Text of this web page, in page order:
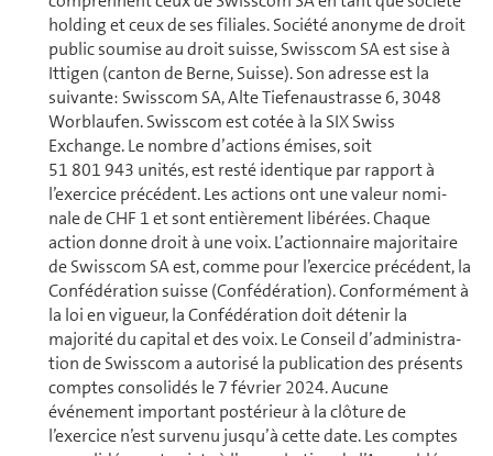
holding et ceux de ses filiales. Société anonyme de droit
public soumise au droit suisse, Swisscom SA est sise à
Ittigen (canton de Berne, Suisse). Son adresse est la
suivante: Swisscom SA, Alte Tiefenaustrasse 6, 3048
Worblaufen. Swisscom est cotée à la SIX Swiss
Exchange. Le nombre d’actions émises, soit
51 801 943 unités, est resté identique par rapport à
l’exercice pré­cé­dent. Les actions ont une valeur no­mi­
nale de CHF 1 et sont entièrement libérées. Chaque
action donne droit à une voix. L’actionnaire ma­jo­ri­taire
de Swisscom SA est, comme pour l’exercice pré­cé­dent, la
Confédération suisse (Confédération). Confor­mé­ment à
la loi en vigueur, la Confédération doit détenir la
majorité du capital et des voix. Le Conseil d’ad­mi­nis­tra­
tion de Swisscom a autorisé la publication des présents
comptes conso­li­dés le 7 février 2024. Aucune
événement important postérieur à la clôture de
l’exercice n’est survenu jusqu’à cette date. Les comptes